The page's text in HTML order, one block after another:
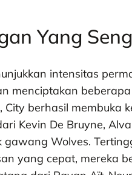
Yang
intensitas
menciptakan
berhasil membuka
Kevin De Bruyne,
Wolves.
yang cepat, mereka